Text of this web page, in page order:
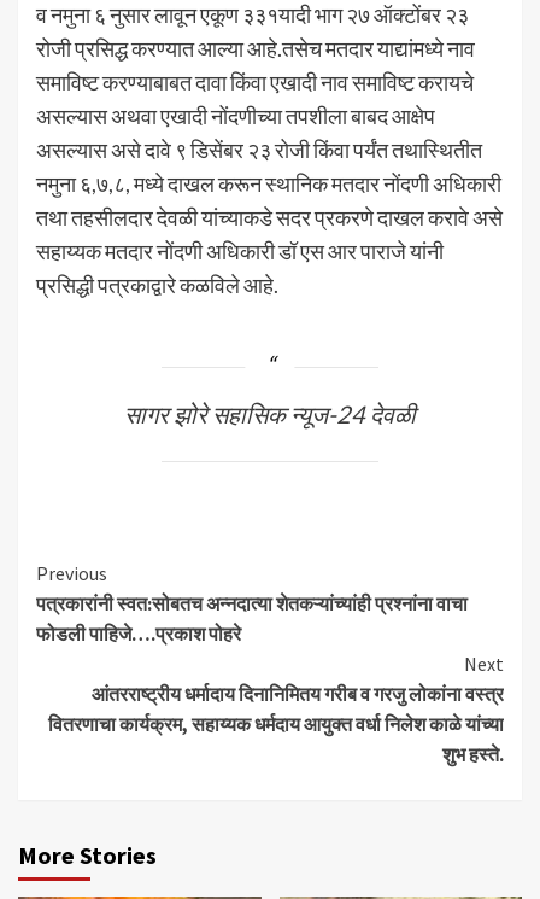
व नमुना ६ नुसार लावून एकूण ३३१यादी भाग २७ ऑक्टोंबर २३
रोजी प्रसिद्ध करण्यात आल्या आहे.तसेच मतदार याद्यांमध्ये नाव
समाविष्ट करण्याबाबत दावा किंवा एखादी नाव समाविष्ट करायचे
असल्यास अथवा एखादी नोंदणीच्या तपशीला बाबद आक्षेप
असल्यास असे दावे ९ डिसेंबर २३ रोजी किंवा पर्यंत तथास्थितीत
नमुना ६,७,८, मध्ये दाखल करून स्थानिक मतदार नोंदणी अधिकारी
तथा तहसीलदार देवळी यांच्याकडे सदर प्रकरणे दाखल करावे असे
सहाय्यक मतदार नोंदणी अधिकारी डॉ एस आर पाराजे यांनी
प्रसिद्धी पत्रकाद्वारे कळविले आहे.
सागर झोरे सहासिक न्यूज-24 देवळी
Continue
Reading
Previous
पत्रकारांनी स्वत:सोबतच अन्नदात्या शेतकऱ्यांच्यांही प्रश्नांना वाचा
फोडली पाहिजे….प्रकाश पोहरे
Next
आंतरराष्ट्रीय धर्मादाय दिनानिमितय गरीब व गरजु लोकांना वस्त्र
वितरणाचा कार्यक्रम, सहाय्यक धर्मदाय आयुक्त वर्धा निलेश काळे यांच्या
शुभ हस्ते.
More Stories